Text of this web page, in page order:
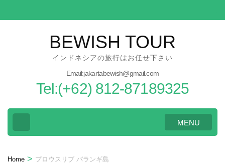
to
BEWISH TOUR
インドネシアの旅行はお任せ下さい
Email:jakartabewish@gmail.com
Tel:(+62) 812-87189325
MENU
Home > プロウスリブ パランギ島